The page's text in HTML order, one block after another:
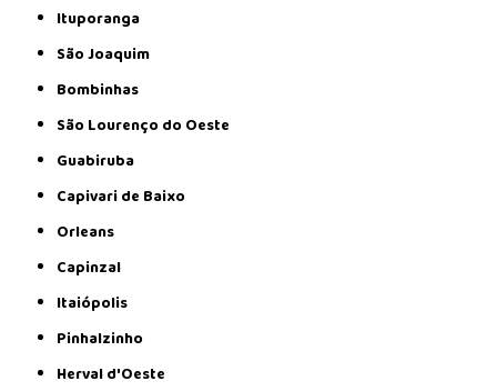
Ituporanga
São Joaquim
Bombinhas
São Lourenço do Oeste
Guabiruba
Capivari de Baixo
Orleans
Capinzal
Itaiópolis
Pinhalzinho
Herval d'Oeste